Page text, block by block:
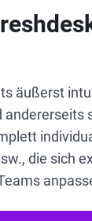
äußerst
die sich